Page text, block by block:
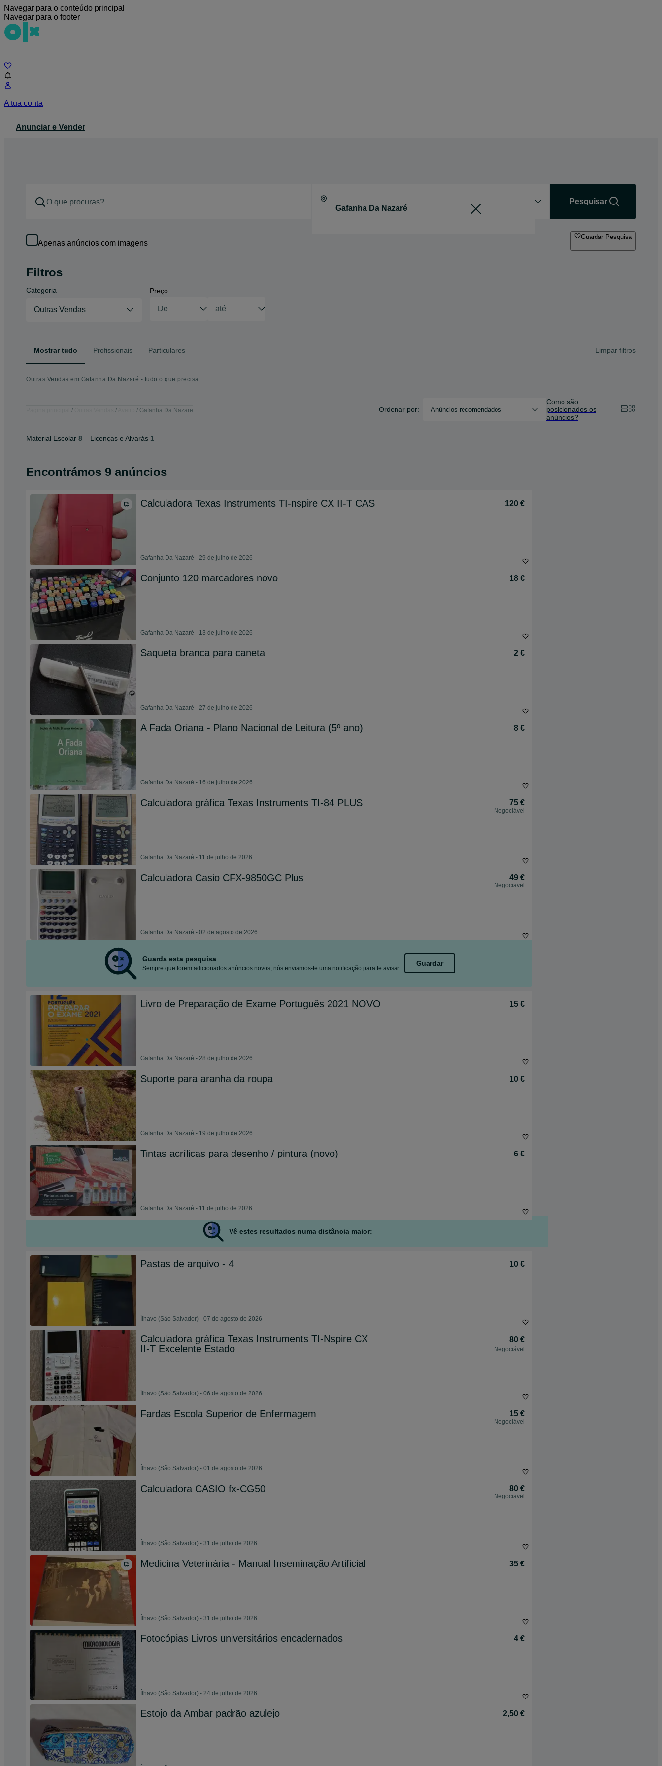
Navegar para o conteúdo principal
Navegar para o footer
A tua conta
Anunciar e Vender
Pesquisar
Apenas anúncios com imagens
Guardar Pesquisa
Filtros
Categoria
Outras Vendas
Preço
Mostrar tudo Profissionais Particulares Limpar filtros
Outras Vendas em Gafanha Da Nazaré - tudo o que precisa
Gafanha Da Nazaré Ordenar por: Anúncios recomendados
Como são
posicionados os
anúncios?
Material Escolar 8 Licenças e Alvarás 1
Encontrámos 9 anúncios
Calculadora Texas Instruments TI-nspire CX II-T CAS 120 €
Gafanha Da Nazaré - 29 de julho de 2026
Conjunto 120 marcadores novo 18 €
Gafanha Da Nazaré - 13 de julho de 2026
Saqueta branca para caneta 2 €
Gafanha Da Nazaré - 27 de julho de 2026
A Fada Oriana - Plano Nacional de Leitura (5º ano) 8 €
Gafanha Da Nazaré - 16 de julho de 2026
Calculadora gráfica Texas Instruments TI-84 PLUS 75 €
Negociável
Gafanha Da Nazaré - 11 de julho de 2026
Calculadora Casio CFX-9850GC Plus 49 €
Negociável
Gafanha Da Nazaré - 02 de agosto de 2026
Guarda esta pesquisa
Sempre que forem adicionados anúncios novos, nós enviamos-te uma notificação para te avisar.
Guardar
Livro de Preparação de Exame Português 2021 NOVO 15 €
Gafanha Da Nazaré - 28 de julho de 2026
Suporte para aranha da roupa 10 €
Gafanha Da Nazaré - 19 de julho de 2026
Tintas acrílicas para desenho / pintura (novo) 6 €
Gafanha Da Nazaré - 11 de julho de 2026
Vê estes resultados numa distância maior:
Pastas de arquivo - 4 10 €
Ílhavo (São Salvador) - 07 de agosto de 2026
Calculadora gráfica Texas Instruments TI-Nspire CX
II-T Excelente Estado
80 €
Negociável
Ílhavo (São Salvador) - 06 de agosto de 2026
Fardas Escola Superior de Enfermagem 15 €
Negociável
Ílhavo (São Salvador) - 01 de agosto de 2026
Calculadora CASIO fx-CG50 80 €
Negociável
Ílhavo (São Salvador) - 31 de julho de 2026
Medicina Veterinária - Manual Inseminação Artificial 35 €
Ílhavo (São Salvador) - 31 de julho de 2026
Fotocópias Livros universitários encadernados 4 €
Ílhavo (São Salvador) - 24 de julho de 2026
Estojo da Ambar padrão azulejo 2,50 €